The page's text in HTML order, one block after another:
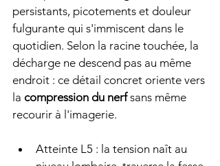
persistants, picotements et douleur
fulgurante qui s'immiscent dans le
quotidien. Selon la racine touchée, la
décharge ne descend pas au même
endroit : ce détail concret oriente vers
la compression du nerf sans même
recourir à l'imagerie.
Atteinte L5 : la tension naît au